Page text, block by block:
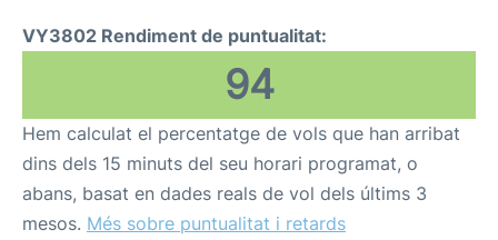
VY3802 Rendiment de puntualitat:
94
Hem calculat el percentatge de vols que han arribat
dins dels 15 minuts del seu horari programat, o
abans, basat en dades reals de vol dels últims 3
mesos. Més sobre puntualitat i retards